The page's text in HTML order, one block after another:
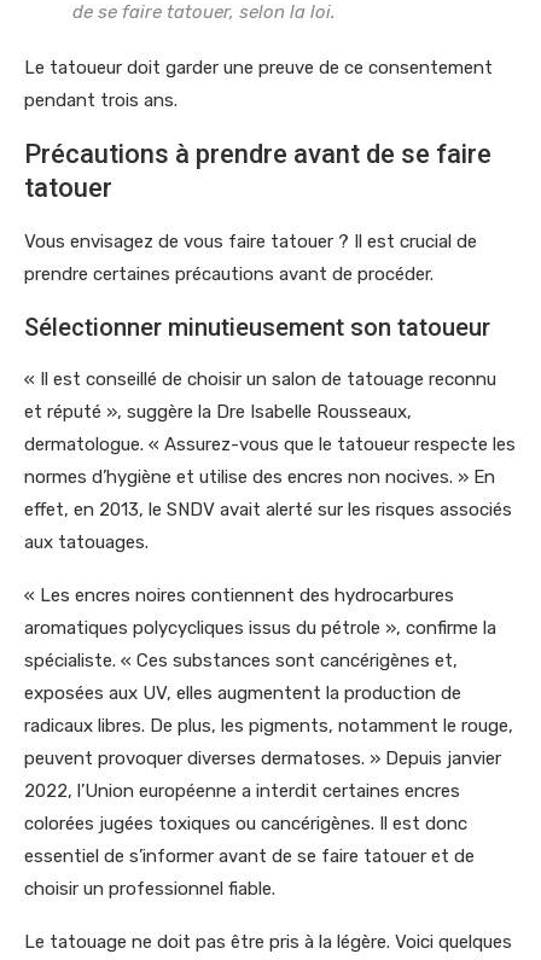
de se faire tatouer, selon la loi.
Le tatoueur doit garder une preuve de ce consentement
pendant trois ans.
Précautions à prendre avant de se faire
tatouer
Vous envisagez de vous faire tatouer ? Il est crucial de
prendre certaines précautions avant de procéder.
Sélectionner minutieusement son tatoueur
« Il est conseillé de choisir un salon de tatouage reconnu
et réputé », suggère la Dre Isabelle Rousseaux,
dermatologue. « Assurez-vous que le tatoueur respecte les
normes d’hygiène et utilise des encres non nocives. » En
effet, en 2013, le SNDV avait alerté sur les risques associés
aux tatouages.
« Les encres noires contiennent des hydrocarbures
aromatiques polycycliques issus du pétrole », confirme la
spécialiste. « Ces substances sont cancérigènes et,
exposées aux UV, elles augmentent la production de
radicaux libres. De plus, les pigments, notamment le rouge,
peuvent provoquer diverses dermatoses. » Depuis janvier
2022, l’Union européenne a interdit certaines encres
colorées jugées toxiques ou cancérigènes. Il est donc
essentiel de s’informer avant de se faire tatouer et de
choisir un professionnel fiable.
Le tatouage ne doit pas être pris à la légère. Voici quelques